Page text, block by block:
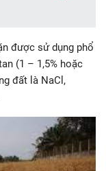
được sử dụng phổ
(1 – 1,5% hoặc
đất là NaCl,